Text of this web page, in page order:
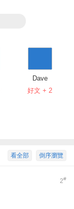
Dave
好文 + 2
倒序瀏覽
看全部
2#